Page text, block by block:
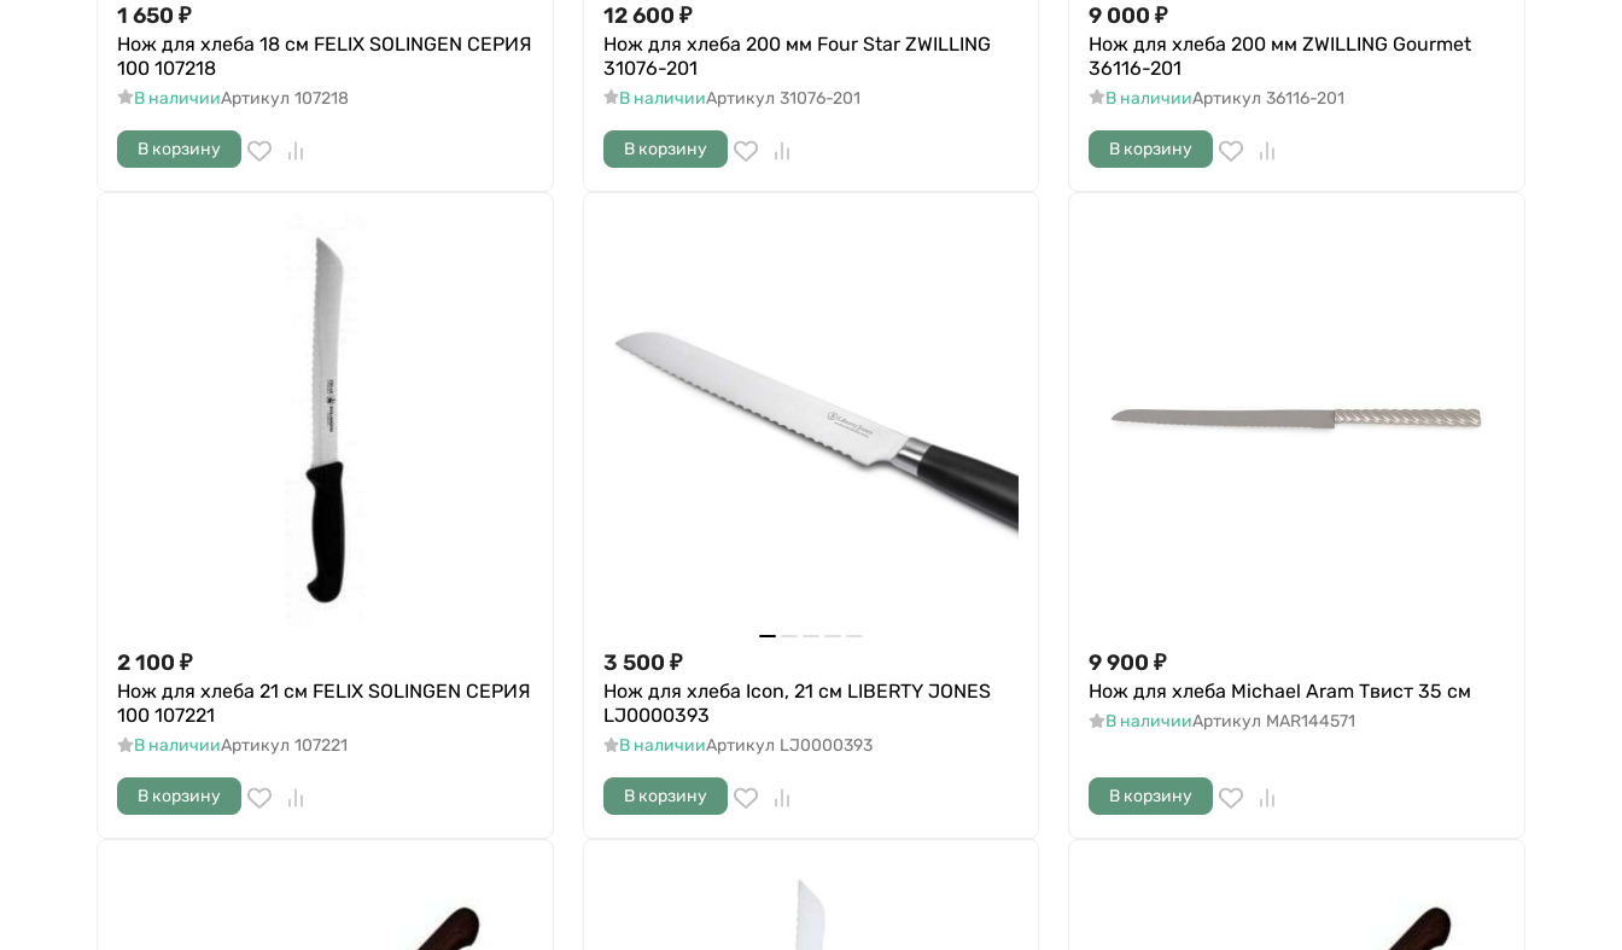
1 650 ₽
Нож для хлеба 18 см FELIX SOLINGEN СЕРИЯ
100 107218
В наличииАртикул 107218
В корзину
12 600 ₽
Нож для хлеба 200 мм Four Star ZWILLING
31076-201
В наличииАртикул 31076-201
В корзину
9 000 ₽
Нож для хлеба 200 мм ZWILLING Gourmet
36116-201
В наличииАртикул 36116-201
В корзину
2 100 ₽
Нож для хлеба 21 см FELIX SOLINGEN СЕРИЯ
100 107221
В наличииАртикул 107221
В корзину
3 500 ₽
Нож для хлеба Icon, 21 см LIBERTY JONES
LJ0000393
В наличииАртикул LJ0000393
В корзину
9 900 ₽
Нож для хлеба Michael Aram Твист 35 см
В наличииАртикул MAR144571
В корзину